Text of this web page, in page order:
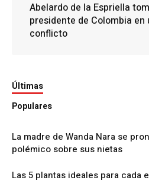
Abelardo de la Espriella
presidente de Colombia
conflicto
Últimas
Populares
La madre de Wanda Nara se
polémico sobre sus nietas
Las 5 plantas ideales para cada